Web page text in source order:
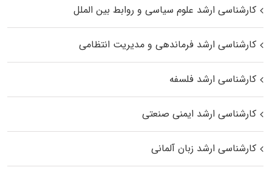
کارشناسی ارشد علوم سیاسی و روابط بین الملل
کارشناسی ارشد فرماندهی و مدیریت انتظامی
کارشناسی ارشد فلسفه
کارشناسی ارشد ایمنی صنعتی
کارشناسی ارشد زبان آلمانی